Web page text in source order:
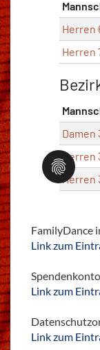
FamilyDance
Link zum
Spendenkonto
Link zum
Link zum